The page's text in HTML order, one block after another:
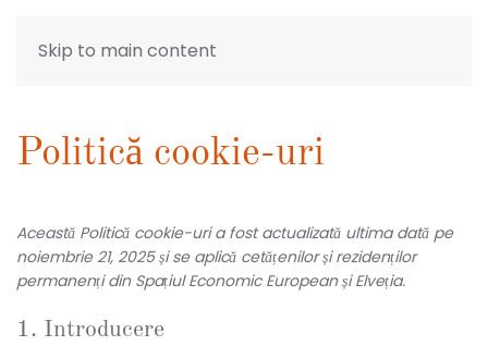
Skip to main content
Politică cookie-uri
Această Politică cookie-uri a fost actualizată ultima dată pe
noiembrie 21, 2025 și se aplică cetățenilor și rezidenților
permanenți din Spațiul Economic European și Elveția.
1. Introducere